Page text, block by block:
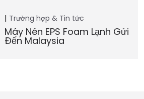
Trường hợp & Tin tức
Máy Nén EPS Foam Lạnh Gửi
Đến Malaysia